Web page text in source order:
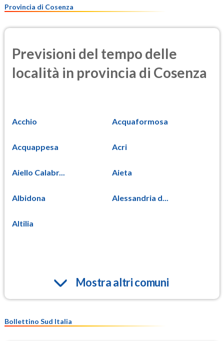
Provincia di Cosenza
Previsioni del tempo delle
località in provincia di Cosenza
Acchio Acquaformosa
Acquappesa Acri
Aiello Calabr... Aieta
Albidona Alessandria d...
Altilia
Mostra altri comuni
Bollettino Sud Italia